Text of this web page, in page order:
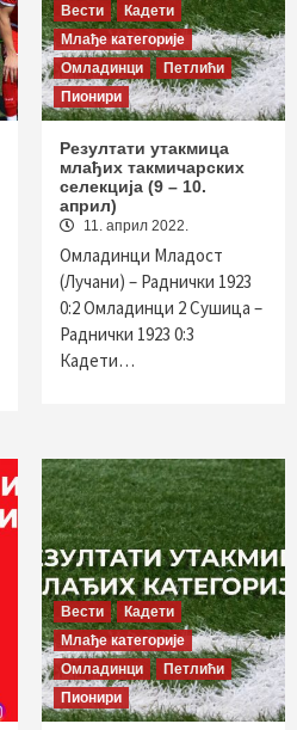
Вести
Кадети
Млађе категорије
Омладинци
Петлићи
Пионири
Резултати утакмица
млађих такмичарских
селекција (9 – 10.
април)
11. април 2022.
Омладинци Младост
(Лучани) – Раднички 1923
0:2 Омладинци 2 Сушица –
Раднички 1923 0:3
Кадети…
Вести
Кадети
Млађе категорије
Омладинци
Петлићи
Пионири